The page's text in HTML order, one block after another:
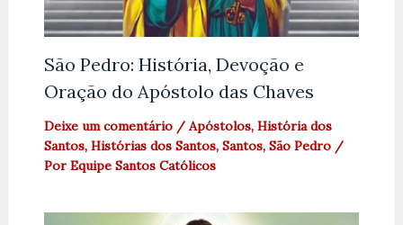
São Pedro: História, Devoção e
Oração do Apóstolo das Chaves
Deixe um comentário / Apóstolos, História dos
Santos, Histórias dos Santos, Santos, São Pedro/
Por Equipe Santos Católicos